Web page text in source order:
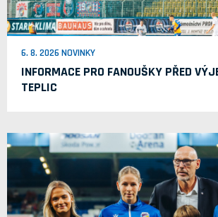
6. 8. 2026 NOVINKY
INFORMACE PRO FANOUŠKY PŘED
TEPLIC